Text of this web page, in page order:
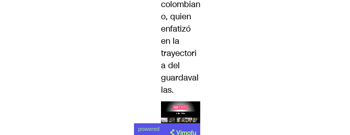
colombian
o, quien
enfatizó
en la
trayectori
a del
guardaval
las.
Lea el
powered